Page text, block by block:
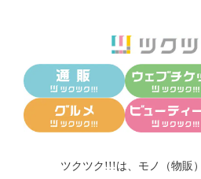
ツクツク!!!は、 モノ（物販）